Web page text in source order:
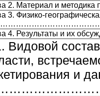
2. Материал и
3. Физико-
4. Результаты и их
Видовой
и